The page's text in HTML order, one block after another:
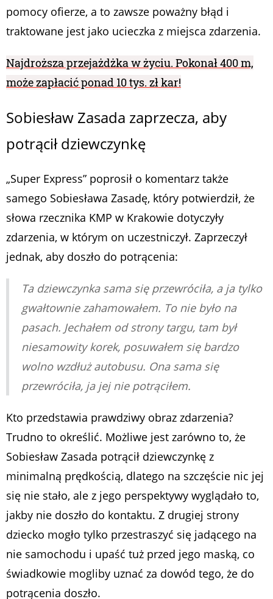
pomocy ofierze, a to zawsze poważny błąd i
traktowane jest jako ucieczka z miejsca zdarzenia.
Najdroższa przejażdżka w życiu. Pokonał 400 m,
może zapłacić ponad 10 tys. zł kar!
Sobiesław Zasada zaprzecza, aby
potrącił dziewczynkę
„Super Express” poprosił o komentarz także
samego Sobiesława Zasadę, który potwierdził, że
słowa rzecznika KMP w Krakowie dotyczyły
zdarzenia, w którym on uczestniczył. Zaprzeczył
jednak, aby doszło do potrącenia:
Ta dziewczynka sama się przewróciła, a ja tylko
gwałtownie zahamowałem. To nie było na
pasach. Jechałem od strony targu, tam był
niesamowity korek, posuwałem się bardzo
wolno wzdłuż autobusu. Ona sama się
przewróciła, ja jej nie potrąciłem.
Kto przedstawia prawdziwy obraz zdarzenia?
Trudno to określić. Możliwe jest zarówno to, że
Sobiesław Zasada potrącił dziewczynkę z
minimalną prędkością, dlatego na szczęście nic jej
się nie stało, ale z jego perspektywy wyglądało to,
jakby nie doszło do kontaktu. Z drugiej strony
dziecko mogło tylko przestraszyć się jadącego na
nie samochodu i upaść tuż przed jego maską, co
świadkowie mogliby uznać za dowód tego, że do
potrącenia doszło.